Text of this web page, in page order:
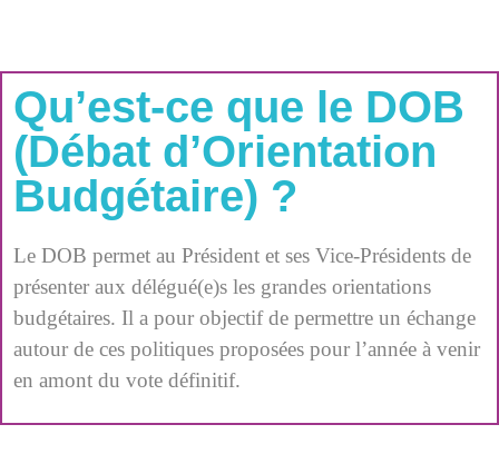
Qu’est-ce que le DOB
(Débat d’Orientation
Budgétaire) ?
Le DOB permet au Président et ses Vice-Présidents de
présenter aux délégué(e)s les grandes orientations
budgétaires. Il a pour objectif de permettre un échange
autour de ces politiques proposées pour l’année à venir
en amont du vote définitif.